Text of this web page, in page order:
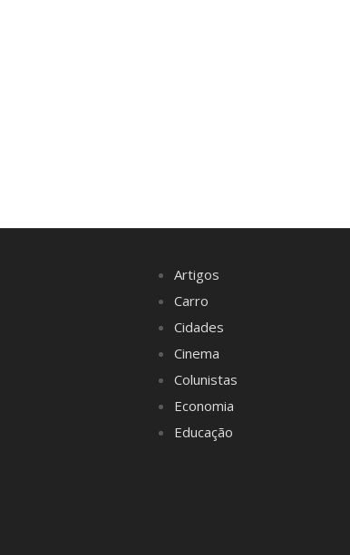
Artigos
Carro
Cidades
Cinema
Colunistas
Economia
Educação